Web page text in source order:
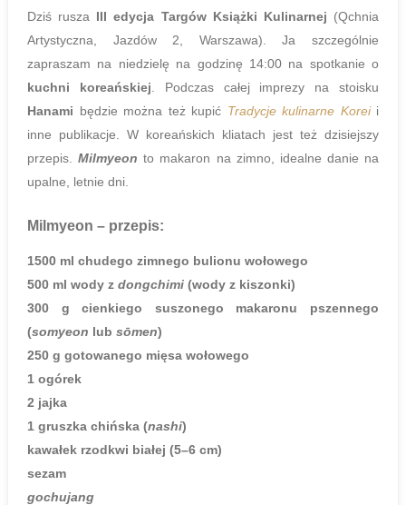
Dziś rusza III edycja Targów Książki Kulinarnej (Qchnia
Artystyczna, Jazdów 2, Warszawa). Ja szczególnie
zapraszam na niedzielę na godzinę 14:00 na spotkanie o
kuchni koreańskiej. Podczas całej imprezy na stoisku
Hanami będzie można też kupić Tradycje kulinarne Koreii
inne publikacje. W koreańskich kliatach jest też dzisiejszy
przepis.Milmyeon to makaron na zimno, idealne danie na
upalne, letnie dni.
Milmyeon – przepis:
1500 ml chudego zimnego bulionu wołowego
500 ml wody z dongchimi (wody z kiszonki)
300 g cienkiego suszonego makaronu pszennego
(somyeon lub sōmen)
250 g gotowanego mięsa wołowego
1 ogórek
2 jajka
1 gruszka chińska (nashi)
kawałek rzodkwi białej (5–6 cm)
sezam
gochujang